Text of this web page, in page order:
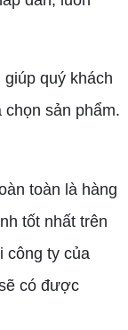
quý khách
sản phẩm.
toàn là hàng
tốt nhất trên
công ty của
có được